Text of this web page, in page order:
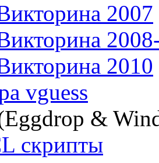
2007
2010
vguess
&
скрипты